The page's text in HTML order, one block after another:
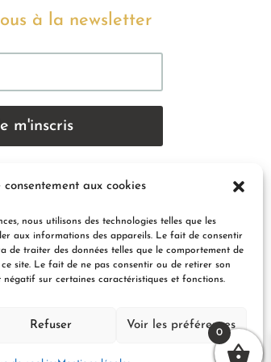
aux cookies
nous utilisons des technologies telles que les
aux informations des appareils. Le fait de consentir
de traiter des données telles que le comportement de
site. Le fait de ne pas consentir ou de retirer son
sur certaines caractéristiques et fonctions.
Refuser Voir les préférences
à la newsletter
m'inscris
email ci-dessus, vous
nos actualités par voie
lien de désinscription contenu
0